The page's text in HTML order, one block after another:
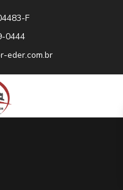
F
0444
eder.com.br